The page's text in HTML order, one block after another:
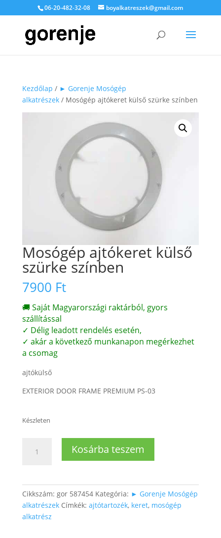
06-20-482-32-08 boyalkatreszek@gmail.com
Kezdőlap / ► Gorenje Mosógép
alkatrészek/ Mosógép ajtókeret külső szürke színben
Mosógép ajtókeret külső
szürke színben
7900 Ft
🚚 Saját Magyarországi raktárból, gyors
szállítással
✓ Délig leadott rendelés esetén,
✓ akár a következő munkanapon megérkezhet
a csomag
ajtókülső
EXTERIOR DOOR FRAME PREMIUM PS-03
Készleten
ajtókeret
színben
mennyiség
Kosárba teszem
Cikkszám: gor 587454 Kategória: ► Gorenje Mosógép
alkatrészek Címkék: ajtótartozék, keret, mosógép
alkatrész